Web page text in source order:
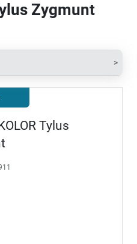
Zygmunt
Tylus